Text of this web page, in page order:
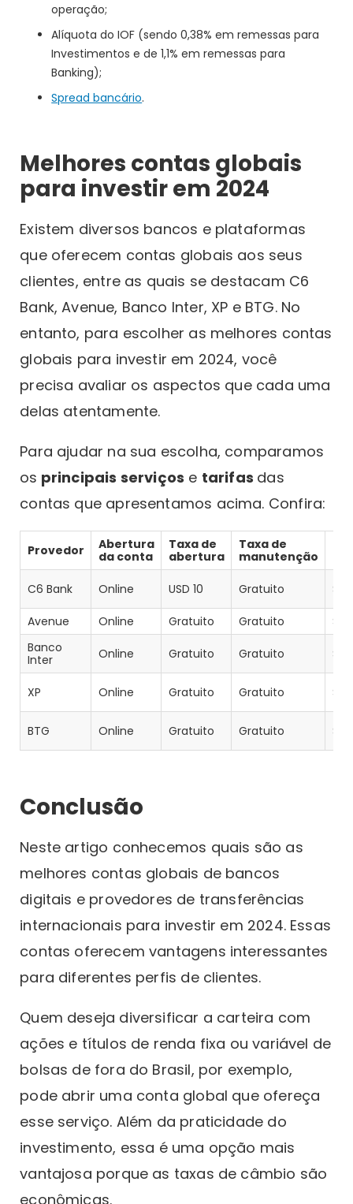
operação;
Alíquota do IOF (sendo 0,38% em remessas para
Investimentos e de 1,1% em remessas para
Banking);
Spread bancário.
Melhores contas globais
para investir em 2024
Existem diversos bancos e plataformas
que oferecem contas globais aos seus
clientes, entre as quais se destacam C6
Bank, Avenue, Banco Inter, XP e BTG. No
entanto, para escolher as melhores contas
globais para investir em 2024, você
precisa avaliar os aspectos que cada uma
delas atentamente.
Para ajudar na sua escolha, comparamos
os principais serviços e tarifas das
contas que apresentamos acima. Confira:
Provedor
Abertura
da conta
Taxa de
abertura
Taxa de
manutenção
C6 Bank Online USD 10 Gratuito Sim
Avenue Online Gratuito Gratuito
Sim
Banco
Inter
Online Gratuito Gratuito Sim
XP Online Gratuito Gratuito Sim
BTG Online Gratuito Gratuito Sim
Conclusão
Neste artigo conhecemos quais são as
melhores contas globais de bancos
digitais e provedores de transferências
internacionais para investir em 2024. Essas
contas oferecem vantagens interessantes
para diferentes perfis de clientes.
Quem deseja diversificar a carteira com
ações e títulos de renda fixa ou variável de
bolsas de fora do Brasil, por exemplo,
pode abrir uma conta global que ofereça
esse serviço. Além da praticidade do
investimento, essa é uma opção mais
vantajosa porque as taxas de câmbio são
econômicas.